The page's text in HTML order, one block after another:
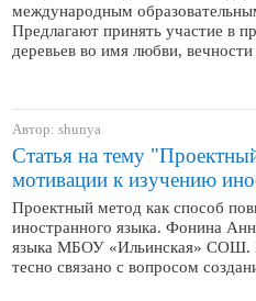
международным
Предлагают принять участие в
деревьев во имя любви,
Автор: shunya
Статья на тему
мотивации к изучению
Проектный метод как способ
иностранного языка. Фонина
языка МБОУ «Ильинская» СОШ.
тесно связано с вопросом